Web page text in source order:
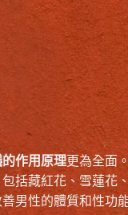
作用原理更為全面
括藏紅花、雪蓮花
男性的體質和性功